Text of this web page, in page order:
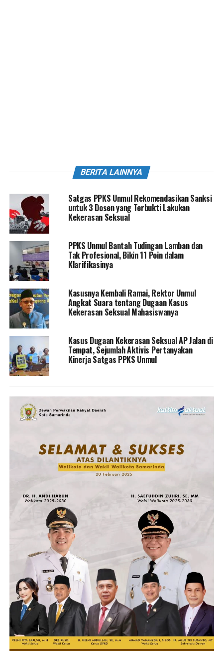
BERITA LAINNYA
Satgas PPKS Unmul Rekomendasikan Sanksi
untuk 3 Dosen yang Terbukti Lakukan
Kekerasan Seksual
PPKS Unmul Bantah Tudingan Lamban dan
Tak Profesional, Bikin 11 Poin dalam
Klarifikasinya
Kasusnya Kembali Ramai, Rektor Unmul
Angkat Suara tentang Dugaan Kasus
Kekerasan Seksual Mahasiswanya
Kasus Dugaan Kekerasan Seksual AP Jalan di
Tempat, Sejumlah Aktivis Pertanyakan
Kinerja Satgas PPKS Unmul